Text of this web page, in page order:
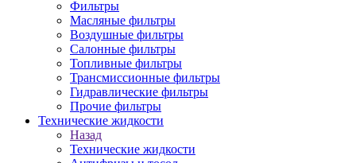
Фильтры
Масляные фильтры
Воздушные фильтры
Салонные фильтры
Топливные фильтры
Трансмиссионные фильтры
Гидравлические фильтры
Прочие фильтры
Технические жидкости
Назад
Технические жидкости